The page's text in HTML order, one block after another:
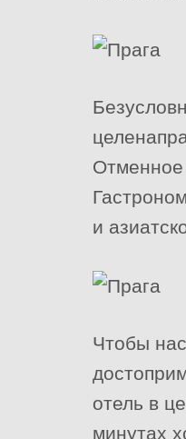
Отменное
и
Чтобы
отель в
минутах